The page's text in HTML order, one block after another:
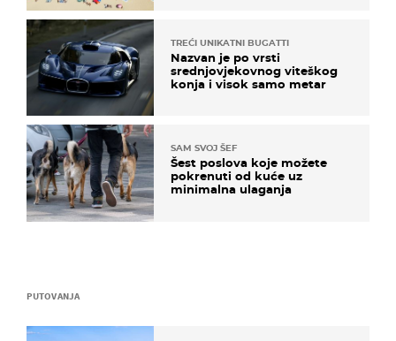
PUTOVANJA
TREĆI UNIKATNI BUGATTI
Nazvan je po vrsti
srednjovjekovnog viteškog
konja i visok samo metar
SAM SVOJ ŠEF
Šest poslova koje možete
pokrenuti od kuće uz
minimalna ulaganja